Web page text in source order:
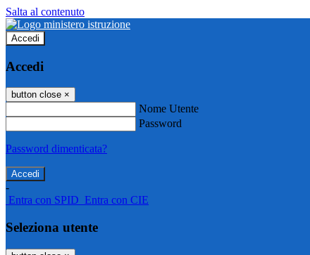
Salta al contenuto
Accedi
Accedi
button close ×
Nome Utente
Password
Password dimenticata?
-
Entra con SPID Entra con CIE
Seleziona utente